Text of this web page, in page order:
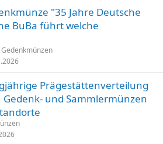
"35 Jahre Deutsche
BuBa führt welche
Prägestättenverteilung
und Sammlermünzen